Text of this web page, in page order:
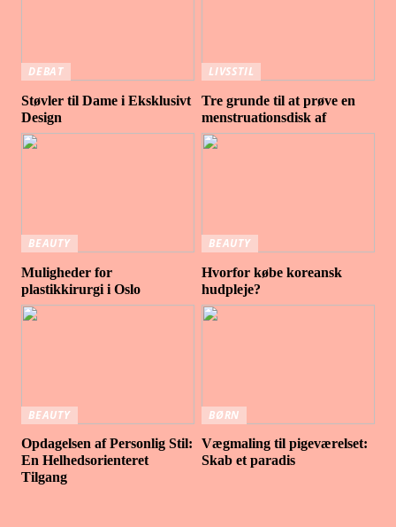
DEBAT
Støvler til Dame i Eksklusivt
Design
LIVSSTIL
Tre grunde til at prøve en
menstruationsdisk af
BEAUTY
Muligheder for
plastikkirurgi i Oslo
BEAUTY
Hvorfor købe koreansk
hudpleje?
BEAUTY
Opdagelsen af Personlig Stil:
En Helhedsorienteret
Tilgang
BØRN
Vægmaling til pigeværelset:
Skab et paradis